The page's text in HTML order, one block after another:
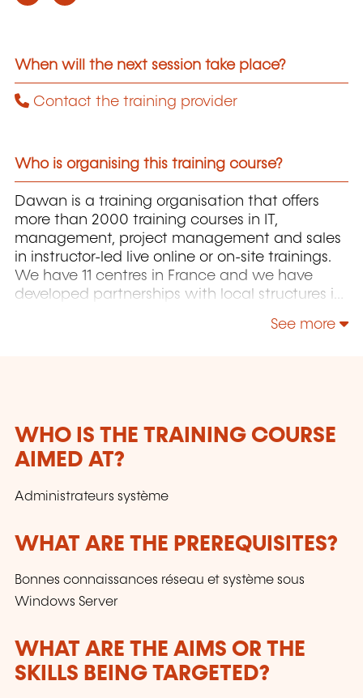
When will the next session take place?
Contact the training provider
Who is organising this training course?
Dawan is a training organisation that offers
more than 2000 training courses in IT,
management, project management and sales
in instructor-led live online or on-site trainings.
We have 11 centres in France and we have
developed partnerships with local structures in
catalogue includes hundreds of topics: Java,
teaching experience. Constantly renewed, they
are adapted to the requirements of our
customers and to the evolution of technologies.
See more
WHO IS THE TRAINING COURSE
AIMED AT?
Administrateurs système
WHAT ARE THE PREREQUISITES?
Bonnes connaissances réseau et système sous
Windows Server
WHAT ARE THE AIMS OR THE
SKILLS BEING TARGETED?